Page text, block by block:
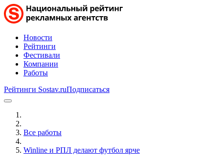
Новости
Рейтинги
Фестивали
Компании
Работы
Рейтинги Sostav.ruПодписаться
Все работы
Winline и РПЛ делают футбол ярче